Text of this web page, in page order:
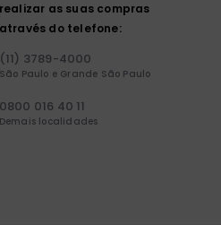
realizar as suas compras
através do telefone:
(11) 3789-4000
São Paulo e Grande São Paulo
0800 016 40 11
Demais localidades